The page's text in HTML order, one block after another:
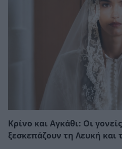
Κρίνο και Αγκάθι: Οι
ξεσκεπάζουν τη Λευκή και